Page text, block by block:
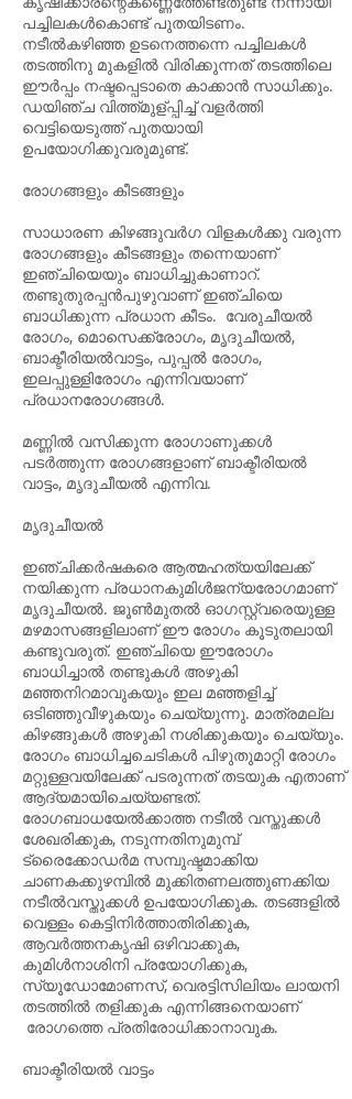
പച്ചിലകൾകൊണ്ട് പുതയിടണം.
നടീൽകഴിഞ്ഞ ഉടനെത്തന്നെ പച്ചിലകൾ
തടത്തിനു മുകളിൽ വിരിക്കുന്നത് തടത്തിലെ
ഈർപ്പം നഷ്ടപ്പെടാതെ കാക്കാൻ സാധിക്കും.
ഡയിഞ്ച വിത്ത്മുള്പ്പിച്ച് വളർത്തി
വെട്ടിയെടുത്ത് പുതയായി
ഉപയോഗിക്കുവരുമുണ്ട്.
രോഗങ്ങളും കീടങ്ങളും
സാധാരണ കിഴങ്ങുവർഗ വിളകൾക്കു വരുന്ന
രോഗങ്ങളും കീടങ്ങളും തന്നെയാണ്
ഇഞ്ചിയെയും ബാധിച്ചുകാണാറ്.
തണ്ടുതുരപ്പൻപുഴുവാണ് ഇഞ്ചിയെ
ബാധിക്കുന്ന പ്രധാന കീടം. വേരുചീയൽ
രോഗം, മൊസെക്ക്‌രോഗം, മൃദുചീയൽ,
ബാക്ടീരിയൽവാട്ടം, പുപ്പൽ രോഗം,
ഇലപ്പുള്ളിരോഗം എന്നിവയാണ്
പ്രധാനരോഗങ്ങൾ.
മണ്ണിൽ വസിക്കുന്ന രോഗാണുക്കൾ
പടർത്തുന്ന രോഗങ്ങളാണ് ബാക്ടീരിയൽ
വാട്ടം, മൃദുചീയൽ എന്നിവ.
മൃദുചീയൽ
ഇഞ്ചിക്കർഷകരെ ആത്മഹത്യയിലേക്ക്
നയിക്കുന്ന പ്രധാനകുമിൾജന്യരോഗമാണ്
മൃദുചീയൽ. ജൂൺമുതൽ ഓഗസ്റ്റ്‌വരെയുള്ള
മഴമാസങ്ങളിലാണ് ഈ രോഗം കൂടുതലായി
കണ്ടുവരുത്. ഇഞ്ചിയെ ഈരോഗം
ബാധിച്ചാൽ തണ്ടുകൾ അഴുകി
മഞ്ഞനിറമാവുകയും ഇല മഞ്ഞളിച്ച്
ഒടിഞ്ഞുവീഴുകയും ചെയ്യുന്നു. മാത്രമല്ല
കിഴങ്ങുകൾ അഴുകി നശിക്കുകയും ചെയ്യും.
രോഗം ബാധിച്ചചെടികൾ പിഴുതുമാറ്റി രോഗം
മറ്റുള്ളവയിലേക്ക് പടരുന്നത് തടയുക എതാണ്
ആദ്യമായിചെയ്യണ്ടത്.
രോഗബാധയേൽക്കാത്ത നടീൽ വസ്തുക്കൾ
ശേഖരിക്കുക, നടുന്നതിനുമുമ്പ്
ട്രൈക്കോഡർമ സമ്പുഷ്ടമാക്കിയ
ചാണകക്കുഴമ്പിൽ മുക്കിതണലത്തുണക്കിയ
നടീൽവസ്തുക്കൾ ഉപയോഗിക്കുക. തടങ്ങളിൽ
വെള്ളം കെട്ടിനിർത്താതിരിക്കുക,
ആവർത്തനകൃഷി ഒഴിവാക്കുക,
കുമിൾനാശിനി പ്രയോഗിക്കുക,
സ്യൂഡോമോണസ്, വെരട്ടിസിലിയം ലായനി
തടത്തിൽ തളിക്കുക എന്നിങ്ങനെയാണ്
രോഗത്തെ പ്രതിരോധിക്കാനാവുക.
ബാക്ടീരിയൽ വാട്ടം